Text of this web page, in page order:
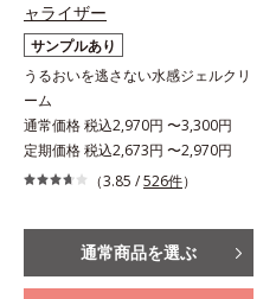
ャライザー
サンプルあり
うるおいを逃さない水感ジェルクリ
ーム
通常価格 税込2,970円 〜3,300円
定期価格 税込2,673円 〜2,970円
（3.85 /526件）
通常商品を選ぶ